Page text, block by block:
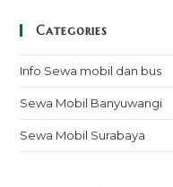
Categories
Info Sewa mobil dan bus
Sewa Mobil Banyuwangi
Sewa Mobil Surabaya